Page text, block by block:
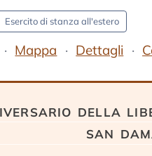
Esercito di stanza all'estero
Mappa Dettagli
della
san